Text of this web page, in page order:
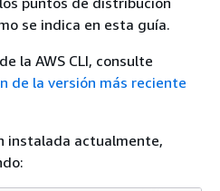
se indica en esta guía.
la AWS CLI, consulte
de la versión más reciente
instalada actualmente,